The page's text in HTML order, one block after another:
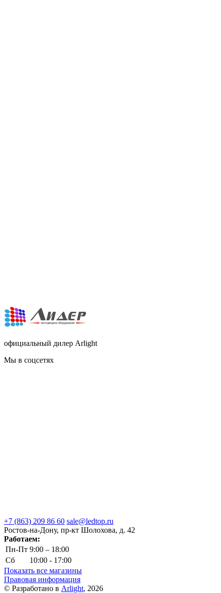
официальный дилер Arlight
Мы в соцсетях
+7 (863) 209 86 60 sale@ledtop.ru
Ростов-на-Дону, пр-кт Шолохова, д. 42
Работаем:
Пн-Пт 9:00 – 18:00
Сб
10:00 - 17:00
Показать все магазины
Правовая информация
© Разработано в Arlight, 2026